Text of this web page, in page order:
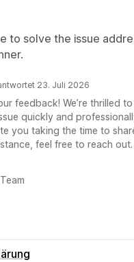
to solve the issue
23. Juli 2026
feedback! We’re thrilled
quickly and
you taking the time to
feel free to reach out.